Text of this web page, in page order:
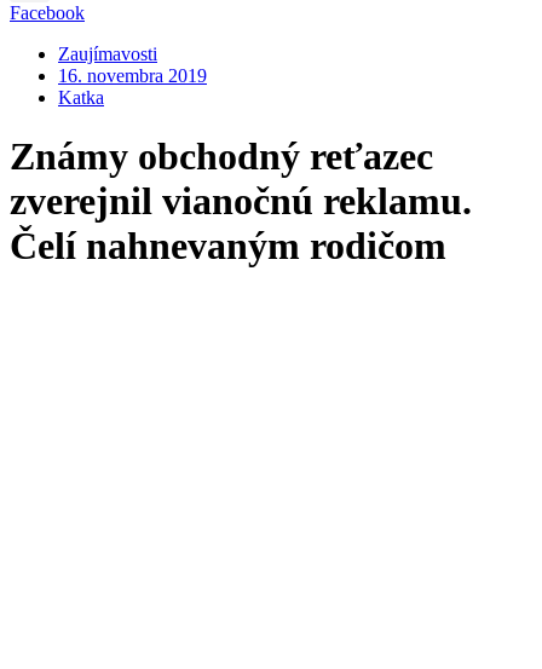
Facebook
Zaujímavosti
16. novembra 2019
Katka
Známy obchodný reťazec
zverejnil vianočnú reklamu.
Čelí nahnevaným rodičom